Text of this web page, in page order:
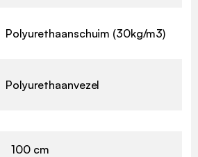
Polyurethaanschuim (30kg/m3)
Polyurethaanvezel
100 cm